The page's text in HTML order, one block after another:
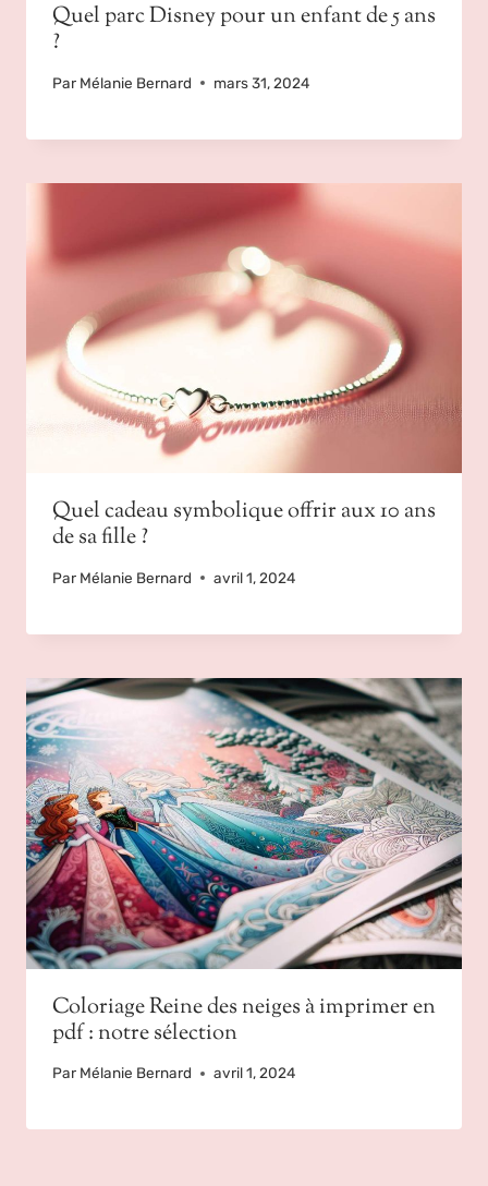
Quel parc Disney pour un enfant de 5 ans
?
Par Mélanie Bernard mars 31, 2024
Quel cadeau symbolique offrir aux 10 ans
de sa fille ?
Par Mélanie Bernard avril 1, 2024
Coloriage Reine des neiges à imprimer en
pdf : notre sélection
Par Mélanie Bernard avril 1, 2024